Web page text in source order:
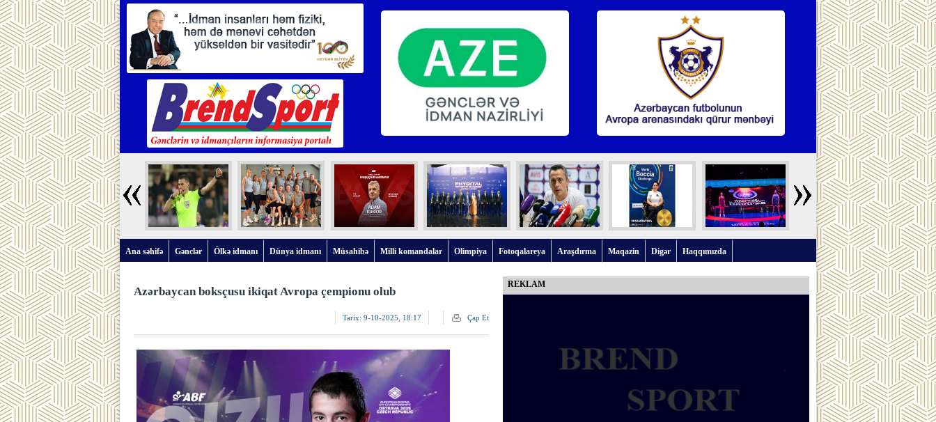
Ana səhifə Gənclər Ölkə idmanı Dünya idmanı Müsahibə Milli komandalar Olimpiya Fotoqalareya Araşdırma Maqazin Digər Haqqımızda
REKLAM
Azərbaycan boksçusu ikiqat Avropa çempionu olub
Tarix: 9-10-2025, 18:17 Çap Et